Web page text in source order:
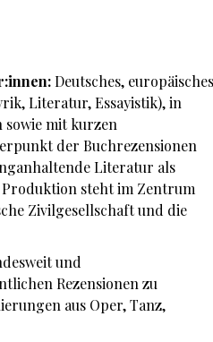
Deutsches, europäisches
Literatur, Essayistik), in
mit kurzen
der Buchrezensionen
Literatur als
steht im Zentrum
Zivilgesellschaft und die
und
Rezensionen zu
aus Oper, Tanz,